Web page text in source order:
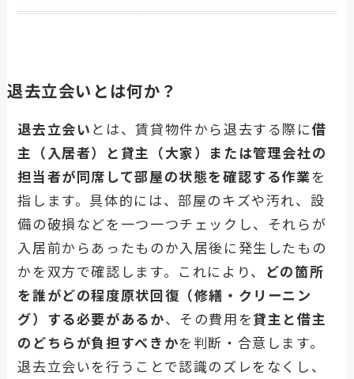
退去立会いとは何か？
退去立会い とは、賃貸物件から退去する際に借
主（入居者）と貸主（大家）または管理会社の
担当者が同席して部屋の状態を確認する作業を
指します。具体的には、部屋のキズや汚れ、設
備の破損などを一つ一つチェックし、それらが
入居前からあったものか入居後に発生したもの
かを双方で確認します。これにより、 どの箇所
を誰がどの程度原状回復（修繕・クリーニン
グ）する必要があるか、その費用を貸主と借主
のどちらが負担すべきかを判断・合意します。
退去立会いを行うことで認識のズレをなくし、